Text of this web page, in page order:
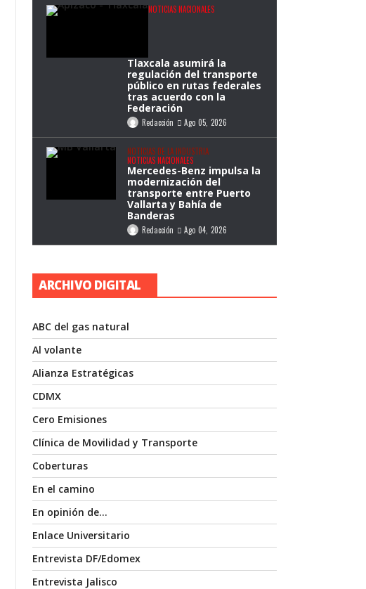
NOTICIAS NACIONALES
Tlaxcala asumirá la
regulación del transporte
público en rutas federales
tras acuerdo con la
Federación
Redacción Ago 05, 2026
NOTICIAS DE LA INDUSTRIA
NOTICIAS NACIONALES
Mercedes-Benz impulsa la
modernización del
transporte entre Puerto
Vallarta y Bahía de
Banderas
Redacción Ago 04, 2026
ARCHIVO DIGITAL
ABC del gas natural
Al volante
Alianza Estratégicas
CDMX
Cero Emisiones
Clínica de Movilidad y Transporte
Coberturas
En el camino
En opinión de…
Enlace Universitario
Entrevista DF/Edomex
Entrevista Jalisco